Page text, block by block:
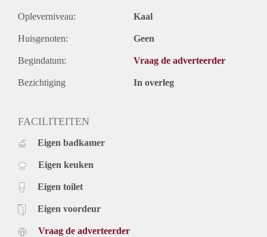
Opleverniveau: Kaal
Huisgenoten: Geen
Begindatum: Vraag de adverteerder
Bezichtiging In overleg
FACILITEITEN
Eigen badkamer
Eigen keuken
Eigen toilet
Eigen voordeur
Vraag de adverteerder